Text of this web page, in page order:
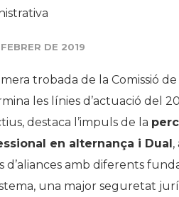
DE 2019
trobada de la Comissió
les línies d’actuació del
destaca l’impuls de la
en alternança i Dual ,
d’aliances amb diferents
una major seguretat